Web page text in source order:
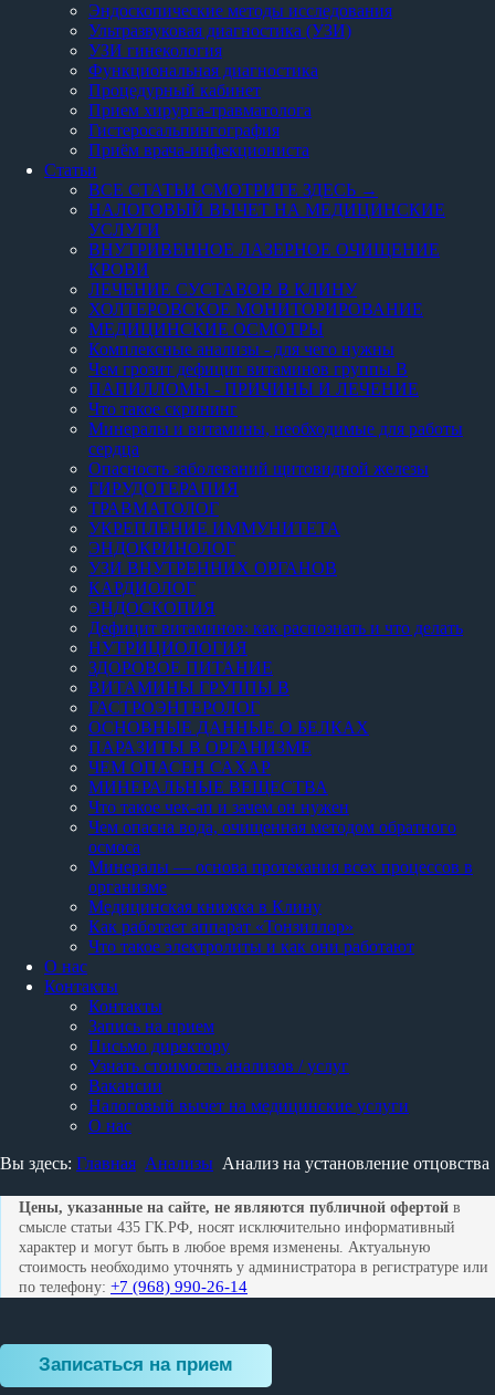
Эндоскопические методы исследования
Ультразвуковая диагностика (УЗИ)
УЗИ гинекология
Функциональная диагностика
Процедурный кабинет
Прием хирурга-травматолога
Гистеросальпингография
Приём врача-инфекциониста
Статьи
ВСЕ СТАТЬИ СМОТРИТЕ ЗДЕСЬ →
НАЛОГОВЫЙ ВЫЧЕТ НА МЕДИЦИНСКИЕ
УСЛУГИ
ВНУТРИВЕННОЕ ЛАЗЕРНОЕ ОЧИЩЕНИЕ
КРОВИ
ЛЕЧЕНИЕ СУСТАВОВ В КЛИНУ
ХОЛТЕРОВСКОЕ МОНИТОРИРОВАНИЕ
МЕДИЦИНСКИЕ ОСМОТРЫ
Комплексные анализы - для чего нужны
Чем грозит дефицит витаминов группы В
ПАПИЛЛОМЫ - ПРИЧИНЫ И ЛЕЧЕНИЕ
Что такое скрининг
Минералы и витамины, необходимые для работы
сердца
Опасность заболеваний щитовидной железы
ГИРУДОТЕРАПИЯ
ТРАВМАТОЛОГ
УКРЕПЛЕНИЕ ИММУНИТЕТА
ЭНДОКРИНОЛОГ
УЗИ ВНУТРЕННИХ ОРГАНОВ
КАРДИОЛОГ
ЭНДОСКОПИЯ
Дефицит витаминов: как распознать и что делать
НУТРИЦИОЛОГИЯ
ЗДОРОВОЕ ПИТАНИЕ
ВИТАМИНЫ ГРУППЫ B
ГАСТРОЭНТЕРОЛОГ
ОСНОВНЫЕ ДАННЫЕ О БЕЛКАХ
ПАРАЗИТЫ В ОРГАНИЗМЕ
ЧЕМ ОПАСЕН САХАР
МИНЕРАЛЬНЫЕ ВЕЩЕСТВА
Что такое чек-ап и зачем он нужен
Чем опасна вода, очищенная методом обратного
осмоса
Минералы — основа протекания всех процессов в
организме
Медицинская книжка в Клину
Как работает аппарат «Тонзиллор»
Что такое электролиты и как они работают
О нас
Контакты
Контакты
Запись на прием
Письмо директору
Узнать стоимость анализов / услуг
Вакансии
Налоговый вычет на медицинские услуги
О нас
Вы здесь: Главная Анализы Анализ на установление отцовства
Цены, указанные на сайте, не являются публичной офертой в
смысле статьи 435 ГК.РФ, носят исключительно информативный
характер и могут быть в любое время изменены. Актуальную
стоимость необходимо уточнять у администратора в регистратуре или
по телефону: +7 (968) 990-26-14
Записаться на прием